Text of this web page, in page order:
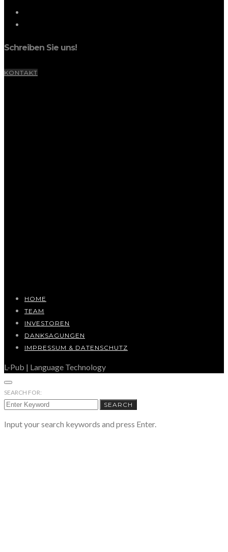
Schreiben Sie uns!
KONTAKT
HOME
TEAM
INVESTOREN
DANKSAGUNGEN
IMPRESSUM & DATENSCHUTZ
L-Pub | Language Technology
SEARCH FOR:
SEARCH
Input your search keywords and press Enter.